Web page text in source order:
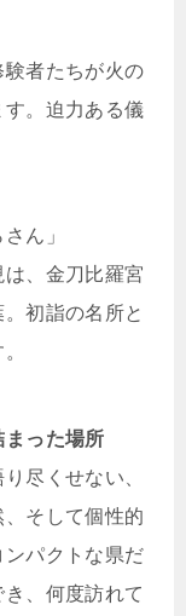
者たちが火の
す。迫力ある儀
ん」
、金刀比羅宮
初詣の名所と
った場所
尽くせない、
そして個性的
パクトな県だ
、何度訪れて